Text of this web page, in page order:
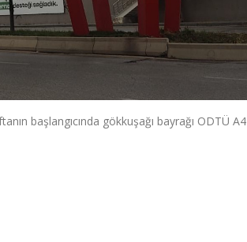
başlangıcında gökkuşağı bayrağı ODTÜ A4